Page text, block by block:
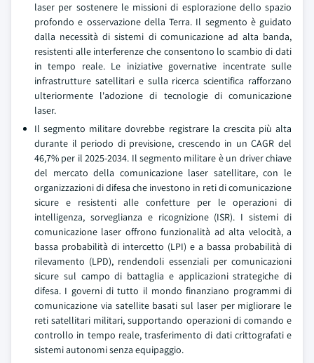
laser per sostenere le missioni di esplorazione dello spazio
profondo e osservazione della Terra. Il segmento è guidato
dalla necessità di sistemi di comunicazione ad alta banda,
resistenti alle interferenze che consentono lo scambio di dati
in tempo reale. Le iniziative governative incentrate sulle
infrastrutture satellitari e sulla ricerca scientifica rafforzano
ulteriormente l'adozione di tecnologie di comunicazione
laser.
Il segmento militare dovrebbe registrare la crescita più alta
durante il periodo di previsione, crescendo in un CAGR del
46,7% per il 2025-2034. Il segmento militare è un driver chiave
del mercato della comunicazione laser satellitare, con le
organizzazioni di difesa che investono in reti di comunicazione
sicure e resistenti alle confetture per le operazioni di
intelligenza, sorveglianza e ricognizione (ISR). I sistemi di
comunicazione laser offrono funzionalità ad alta velocità, a
bassa probabilità di intercetto (LPI) e a bassa probabilità di
rilevamento (LPD), rendendoli essenziali per comunicazioni
sicure sul campo di battaglia e applicazioni strategiche di
difesa. I governi di tutto il mondo finanziano programmi di
comunicazione via satellite basati sul laser per migliorare le
reti satellitari militari, supportando operazioni di comando e
controllo in tempo reale, trasferimento di dati crittografati e
sistemi autonomi senza equipaggio.